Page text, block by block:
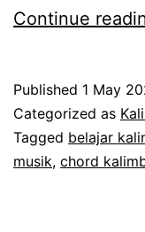
Continue
Published 1 May
Categorized as
Tagged belajar
musik, chord